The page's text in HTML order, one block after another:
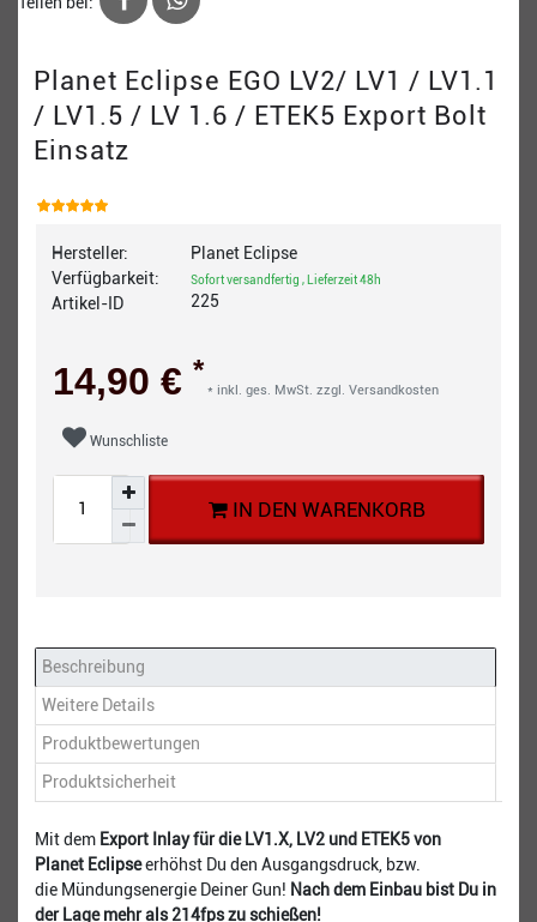
Planet Eclipse EGO LV2/ LV1 / LV1.1
/ LV1.5 / LV 1.6 / ETEK5 Export Bolt
Einsatz
Hersteller:
Verfügbarkeit:
Artikel-ID
Planet Eclipse
Sofort versandfertig , Lieferzeit 48h
225
14,90 € *
* inkl. ges. MwSt. zzgl. Versandkosten
Wunschliste
IN DEN WARENKORB
Beschreibung
Weitere Details
Produktbewertungen
Produktsicherheit
Mit dem Export Inlay für die LV1.X, LV2 und ETEK5 von
Planet Eclipseerhöhst Du den Ausgangsdruck, bzw.
die Mündungsenergie Deiner Gun! Nach dem Einbau bist Du in
der Lage mehr als 214fps zu schießen!